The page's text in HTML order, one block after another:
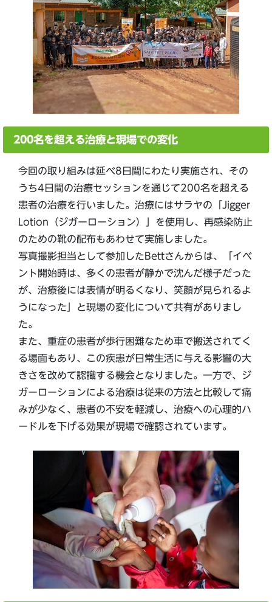
200名を超える治療と現場での変化
今回の取り組みは延べ8日間にわたり実施され、その
うち4日間の治療セッションを通じて200名を超える
患者の治療を行いました。治療にはサラヤの「Jigger
Lotion（ジガーローション）」を使用し、再感染防止
のための靴の配布もあわせて実施しました。
写真撮影担当として参加したBettさんからは、「イベ
ント開始時は、多くの患者が静かで沈んだ様子だった
が、治療後には表情が明るくなり、笑顔が見られるよ
うになった」と現場の変化について共有がありまし
た。
また、重症の患者が歩行困難なため車で搬送されてく
る場面もあり、この疾患が日常生活に与える影響の大
きさを改めて認識する機会となりました。一方で、ジ
ガーローションによる治療は従来の方法と比較して痛
みが少なく、患者の不安を軽減し、治療への心理的ハ
ードルを下げる効果が現場で確認されています。